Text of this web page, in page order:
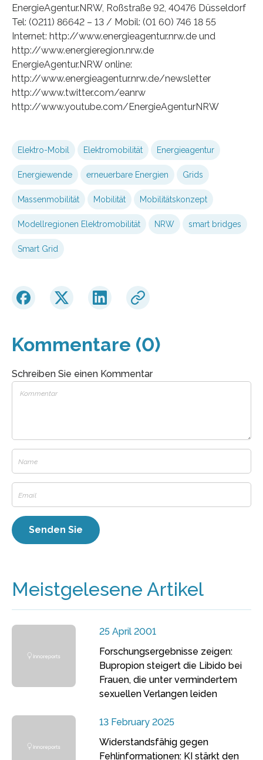
EnergieAgentur.NRW, Roßstraße 92, 40476 Düsseldorf
Tel: (0211) 86642 – 13 / Mobil: (01 60) 746 18 55
Internet: http://www.energieagentur.nrw.de und
http://www.energieregion.nrw.de
EnergieAgentur.NRW online:
http://www.energieagentur.nrw.de/newsletter
http://www.twitter.com/eanrw
http://www.youtube.com/EnergieAgenturNRW
Elektro-Mobil Elektromobilität Energieagentur
Energiewende erneuerbare Energien Grids
Massenmobilität Mobilität Mobilitätskonzept
Modellregionen Elektromobilität NRW smart bridges
Smart Grid
Kommentare (0)
Schreiben Sie einen Kommentar
Meistgelesene Artikel
25 April 2001
Forschungsergebnisse zeigen:
Bupropion steigert die Libido bei
Frauen, die unter vermindertem
sexuellen Verlangen leiden
13 February 2025
Widerstandsfähig gegen
Fehlinformationen: KI stärkt den